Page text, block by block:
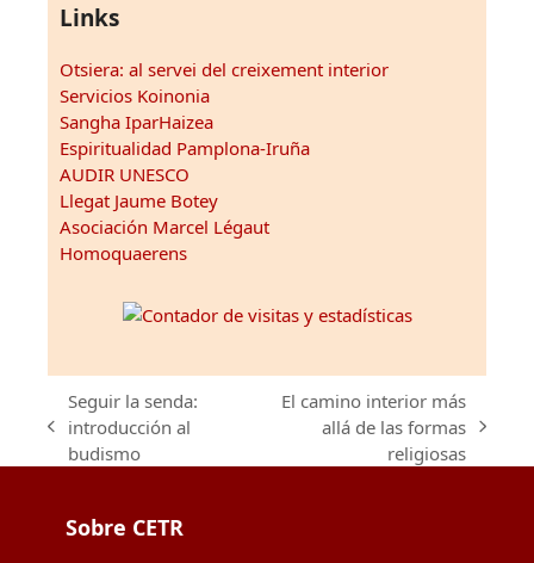
Links
Otsiera: al servei del creixement interior
Servicios Koinonia
Sangha IparHaizea
Espiritualidad Pamplona-Iruña
AUDIR UNESCO
Llegat Jaume Botey
Asociación Marcel Légaut
Homoquaerens
previous
post:
Seguir la senda:
introducción al
budismo
post:
El camino interior más
allá de las formas
religiosas
Sobre CETR